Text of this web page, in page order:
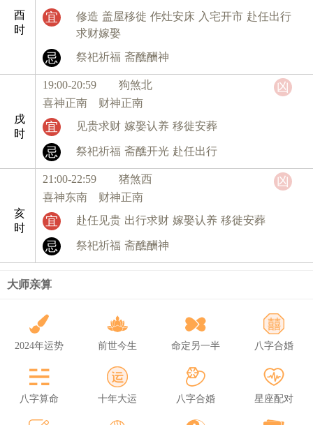
酉
时
宜 修造 盖屋移徙 作灶安床 入宅开市 赴任出行
求财嫁娶
忌 祭祀祈福 斋醮酬神
戌
时
19:00-20:59 狗煞北
喜神正南 财神正南
宜 见贵求财 嫁娶认养 移徙安葬
忌 祭祀祈福 斋醮开光 赴任出行
凶
亥
时
21:00-22:59 猪煞西
喜神东南 财神正南
宜 赴任见贵 出行求财 嫁娶认养 移徙安葬
忌 祭祀祈福 斋醮酬神
凶
大师亲算
2024年运势 前世今生 命定另一半 八字合婚
八字算命 十年大运 八字合婚 星座配对